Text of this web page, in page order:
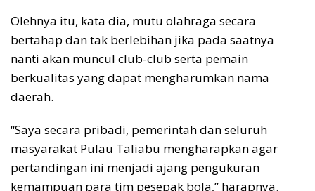
Olehnya itu, kata dia, mutu olahraga secara
bertahap dan tak berlebihan jika pada saatnya
nanti akan muncul club-club serta pemain
berkualitas yang dapat mengharumkan nama
daerah.
“Saya secara pribadi, pemerintah dan seluruh
masyarakat Pulau Taliabu mengharapkan agar
pertandingan ini menjadi ajang pengukuran
kemampuan para tim pesepak bola,” harapnya.